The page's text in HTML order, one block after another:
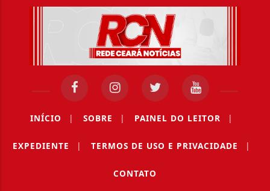
INÍCIO | SOBRE | PAINEL DO LEITOR |
EXPEDIENTE | TERMOS DE USO E PRIVACIDADE |
CONTATO